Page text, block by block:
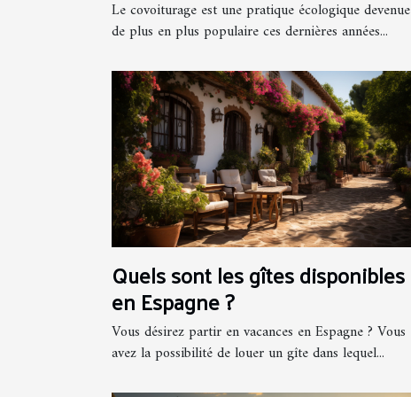
Le covoiturage est une pratique écologique devenue
de plus en plus populaire ces dernières années...
Quels sont les gîtes disponibles
en Espagne ?
Vous désirez partir en vacances en Espagne ? Vous
avez la possibilité de louer un gîte dans lequel...